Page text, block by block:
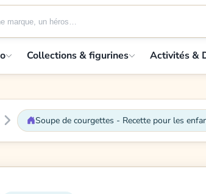
Collections & figurines Activités &
Soupe de courgettes - Recette pour les